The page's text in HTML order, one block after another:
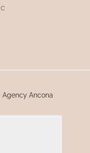
Agency Ancona